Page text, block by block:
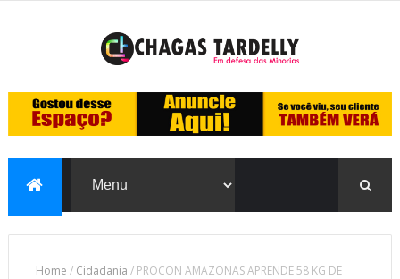
Home / Cidadania / PROCON AMAZONAS APRENDE 58 KG DE